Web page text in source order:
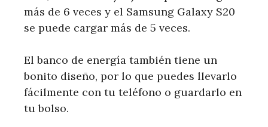
más de 6 veces y el Samsung Galaxy S20
se puede cargar más de 5 veces.
El banco de energía también tiene un
bonito diseño, por lo que puedes llevarlo
fácilmente con tu teléfono o guardarlo en
tu bolso.